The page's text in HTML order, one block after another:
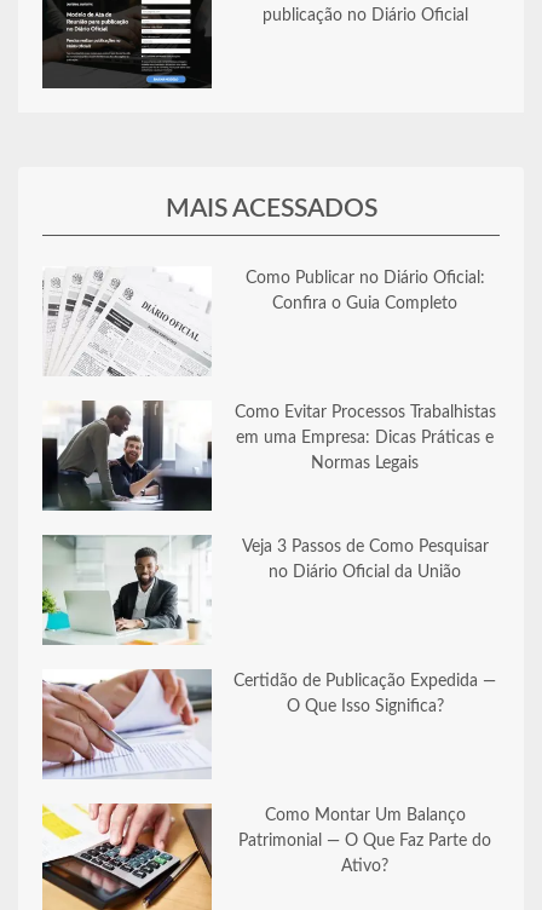
publicação no Diário Oficial
MAIS ACESSADOS
Como Publicar no Diário Oficial:
Confira o Guia Completo
Como Evitar Processos Trabalhistas
em uma Empresa: Dicas Práticas e
Normas Legais
Veja 3 Passos de Como Pesquisar
no Diário Oficial da União
Certidão de Publicação Expedida —
O Que Isso Significa?
Como Montar Um Balanço
Patrimonial — O Que Faz Parte do
Ativo?